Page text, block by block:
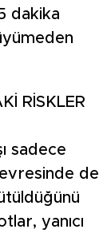
dakika
RİSKLER
sadece
de
yanıcı